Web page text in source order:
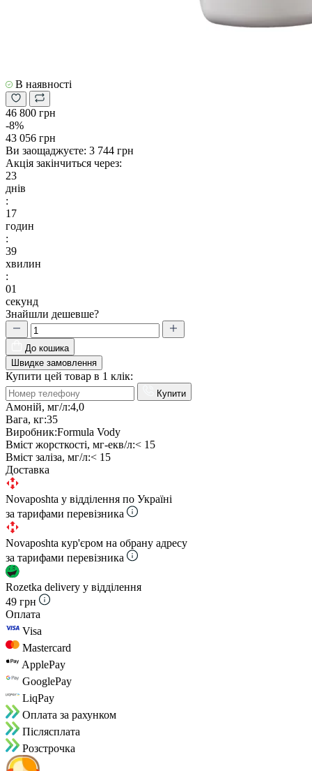
В наявності
46 800 грн
-8%
43 056 грн
Ви заощаджуєте: 3 744 грн
Акція закінчиться через:
23
днів
:
17
годин
:
39
хвилин
:
00
секунд
Знайшли дешевше?
До кошика
Швидке замовлення
Купити цей товар в 1 клік:
Купити
Амоній, мг/л:4,0
Вага, кг:35
Виробник:Formula Vody
Вміст жорсткості, мг-екв/л:< 15
Вміст заліза, мг/л:< 15
Доставка
Novaposhta у відділення по Україні
за тарифами перевізника
Novaposhta кур'єром на обрану адресу
за тарифами перевізника
Rozetka delivery у відділення
49 грн
Оплата
Visa
Mastercard
ApplePay
GooglePay
LiqPay
Оплата за рахунком
Пiслясплата
Розстрочка